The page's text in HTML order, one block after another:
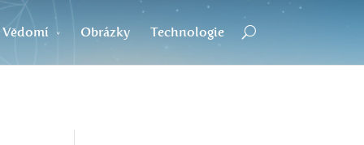
Vědomí Obrázky Technologie